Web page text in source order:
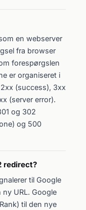
en webserver
fra browser
forespørgslen
er organiseret i
(success), 3xx
(server error).
og 302
og 500
redirect?
til Google
URL. Google
til den nye